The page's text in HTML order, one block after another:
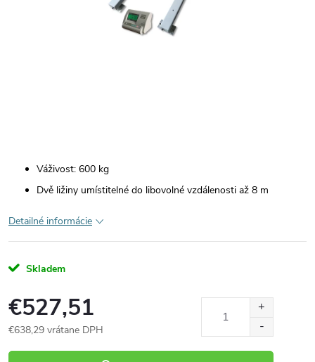
Váživost: 600 kg
Dvě ližiny umístitelné do libovolné vzdálenosti až 8 m
Detailné informácie
Skladem
€527,51
€638,29 vrátane DPH